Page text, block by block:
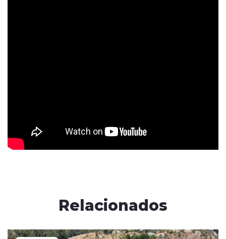
Relacionados